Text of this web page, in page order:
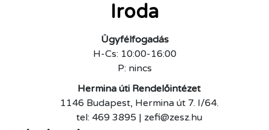
Iroda
Ügyfélfogadás
H-Cs: 10:00-16:00
P: nincs
Hermina úti Rendelőintézet
1146 Budapest, Hermina út 7. I/64.
tel: 469 3895 | zefi@zesz.hu